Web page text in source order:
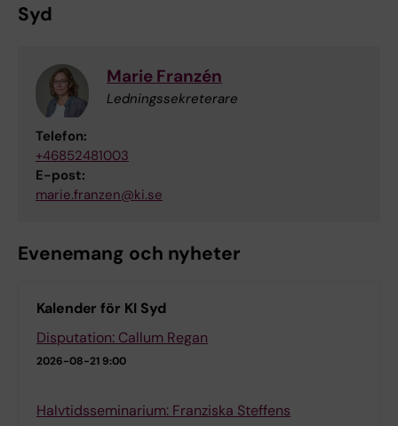
Syd
Marie Franzén
Ledningssekreterare
Telefon:
+46852481003
E-post:
marie.franzen@ki.se
Evenemang och nyheter
Kalender för KI Syd
Disputation: Callum Regan
2026-08-21 9:00
Halvtidsseminarium: Franziska Steffens